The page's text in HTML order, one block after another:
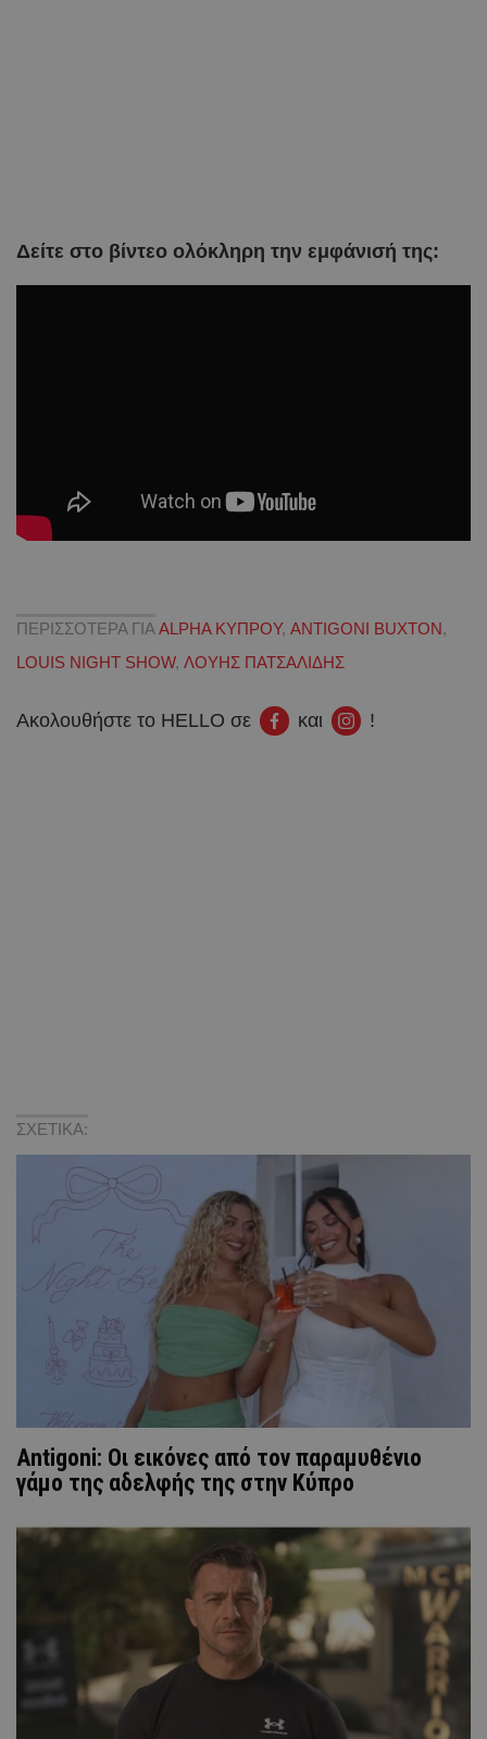
Δείτε στο βίντεο ολόκληρη την εμφάνισή της:
ΠΕΡΙΣΣΟΤΕΡΑ ΓΙΑ ALPHA ΚΥΠΡΟΥ, ANTIGONI BUXTON,
LOUIS NIGHT SHOW, ΛΟΥΗΣ ΠΑΤΣΑΛΙΔΗΣ
Ακολουθήστε το HELLO σε και !
ΣΧΕΤΙΚΑ:
Antigoni: Οι εικόνες από τον παραμυθένιο
γάμο της αδελφής της στην Κύπρο